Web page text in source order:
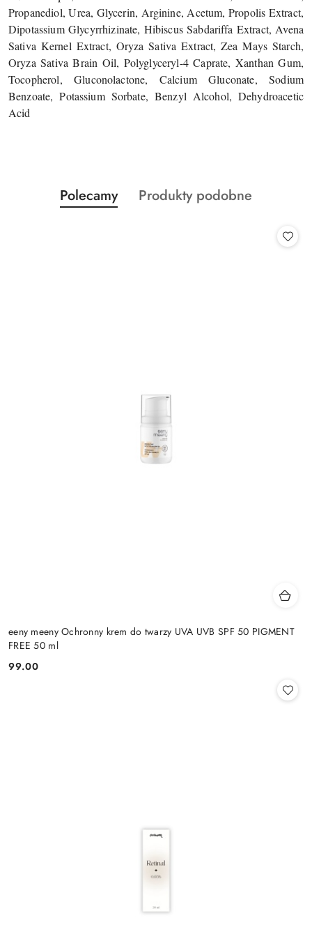
Propanediol, Urea, Glycerin, Arginine, Acetum, Propolis Extract,
Dipotassium Glycyrrhizinate, Hibiscus Sabdariffa Extract, Avena
Sativa Kernel Extract, Oryza Sativa Extract, Zea Mays Starch,
Oryza Sativa Brain Oil, Polyglyceryl-4 Caprate, Xanthan Gum,
Tocopherol, Gluconolactone, Calcium Gluconate, Sodium
Benzoate, Potassium Sorbate, Benzyl Alcohol, Dehydroacetic
Acid
Pomiń karuzelę produktów
Produkty
o
Polecamy
Produkty
Produkty podobne
eeny meeny Ochronny krem do twarzy UVA UVB SPF 50 PIGMENT
FREE 50 ml
Cena:
99.00